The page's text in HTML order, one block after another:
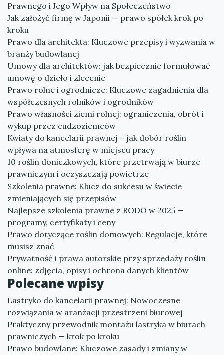
Prawnego i Jego Wpływ na Społeczeństwo
Jak założyć firmę w Japonii — prawo spółek krok po
kroku
Prawo dla architekta: Kluczowe przepisy i wyzwania w
branży budowlanej
Umowy dla architektów: jak bezpiecznie formułować
umowę o dzieło i zlecenie
Prawo rolne i ogrodnicze: Kluczowe zagadnienia dla
współczesnych rolników i ogrodników
Prawo własności ziemi rolnej: ograniczenia, obrót i
wykup przez cudzoziemców
Kwiaty do kancelarii prawnej – jak dobór roślin
wpływa na atmosferę w miejscu pracy
10 roślin doniczkowych, które przetrwają w biurze
prawniczym i oczyszczają powietrze
Szkolenia prawne: Klucz do sukcesu w świecie
zmieniających się przepisów
Najlepsze szkolenia prawne z RODO w 2025 —
programy, certyfikaty i ceny
Prawo dotyczące roślin domowych: Regulacje, które
musisz znać
Prywatność i prawa autorskie przy sprzedaży roślin
online: zdjęcia, opisy i ochrona danych klientów
Polecane wpisy
Lastryko do kancelarii prawnej: Nowoczesne
rozwiązania w aranżacji przestrzeni biurowej
Praktyczny przewodnik montażu lastryka w biurach
prawniczych — krok po kroku
Prawo budowlane: Kluczowe zasady i zmiany w